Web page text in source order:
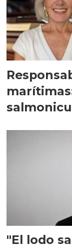
"El lodo